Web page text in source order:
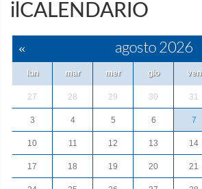
ilCALENDARIO
« agosto 2026
lun mar mer gio ven
27 28 29 30 31
3 4 5 6 7
10 11 12 13 14
17 18 19 20 21